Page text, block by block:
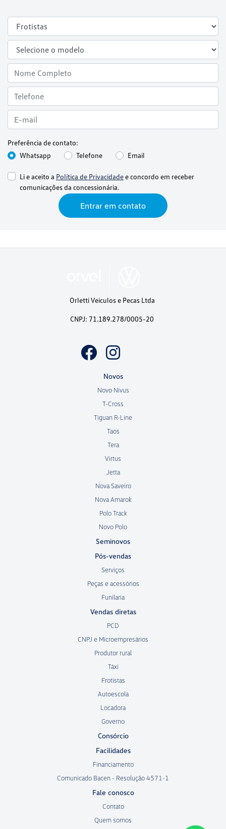
Preferência de contato:
Whatsapp
Telefone Email
Li e aceito a Política de Privacidadee concordo em receber
comunicações da concessionária.
Entrar em contato
Orletti Veiculos e Pecas Ltda
CNPJ: 71.189.278/0005-20
Novos
Novo Nivus
T-Cross
Tiguan R-Line
Taos
Tera
Virtus
Jetta
Nova Saveiro
Nova Amarok
Polo Track
Novo Polo
Seminovos
Pós-vendas
Serviços
Peças e acessórios
Funilaria
Vendas diretas
PCD
CNPJ e Microempresários
Produtor rural
Táxi
Frotistas
Autoescola
Locadora
Governo
Consórcio
Facilidades
Financiamento
Comunicado Bacen - Resolução 4571-1
Fale conosco
Contato
Quem somos